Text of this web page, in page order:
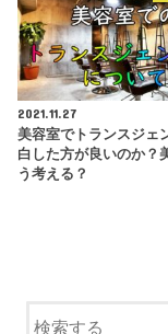
2021.11.27
美容室でトランスジェ
白した方が良いのか？
う考える？